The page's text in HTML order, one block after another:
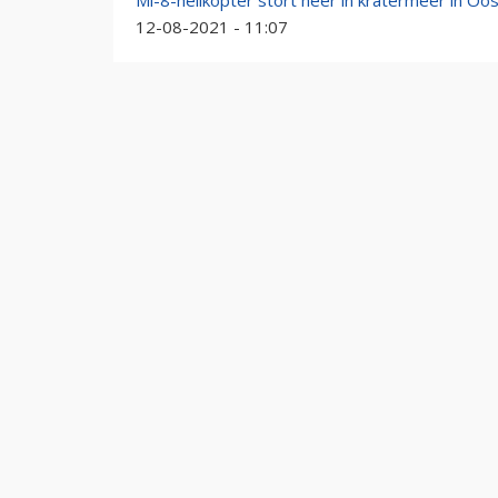
12-08-2021 - 11:07